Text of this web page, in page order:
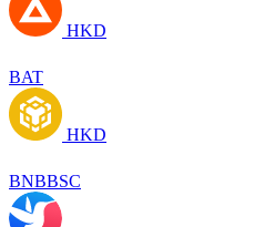
HKD
BAT
HKD
BNBBSC